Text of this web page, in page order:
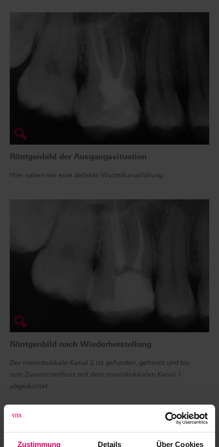
Zustimmung Details Über Cookies
Röntgenbild der Ausgangssituation
Hier sehen wir eine defekte Wurzelkanalfüllung.
Röntgenbild nach Wiederherstellung
Der mesiobukkale Kanal 2 ist gefunden, geformt und bis
zum Zusammenfluss mit dem mesiobukkalen Kanal 1
abgedichtet.